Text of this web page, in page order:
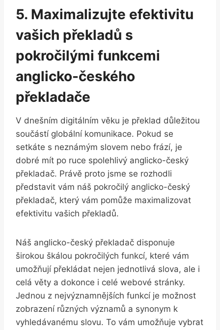
5. Maximalizujte efektivitu
vašich překladů s
pokročilými funkcemi
anglicko-českého
překladače
V dnešním digitálním věku je překlad důležitou
součástí globální komunikace. Pokud se
setkáte s neznámým slovem nebo frází, je
dobré mít po ruce spolehlivý anglicko-český
překladač. Právě proto jsme se rozhodli
představit vám náš pokročilý anglicko-český
překladač, který vám pomůže maximalizovat
efektivitu vašich překladů.
Náš anglicko-český překladač disponuje
širokou škálou pokročilých funkcí, které vám
umožňují překládat nejen jednotlivá slova, ale i
celá věty a dokonce i celé webové stránky.
Jednou z nejvýznamnějších funkcí je možnost
zobrazení různých významů a synonym k
vyhledávanému slovu. To vám umožňuje vybrat